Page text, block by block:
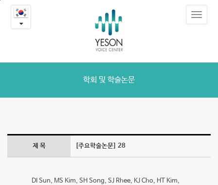
28
회
학
논
문
Toggle
학회 및 학술논문
제 목 [주요학술논문] 28
DI Sun, MS Kim, SH Song, SJ Rhee, KJ Cho, HT Kim,